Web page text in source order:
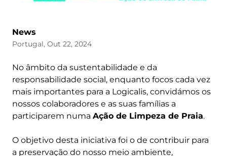
News
Portugal, Out 22, 2024
No âmbito da sustentabilidade e da
responsabilidade social, enquanto focos cada vez
mais importantes para a Logicalis, convidámos os
nossos colaboradores e as suas famílias a
participarem numa Ação de Limpeza de Praia.
O objetivo desta iniciativa foi o de contribuir para
a preservação do nosso meio ambiente,